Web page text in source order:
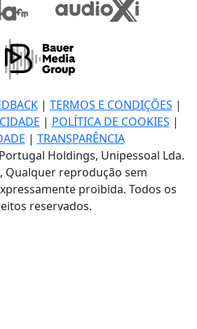
| TERMOS E CONDIÇÕES |
| POLÍTICA DE COOKIES |
| TRANSPARÊNCIA
Holdings, Unipessoal Lda.
Qualquer reprodução sem
proibida. Todos os
reservados.